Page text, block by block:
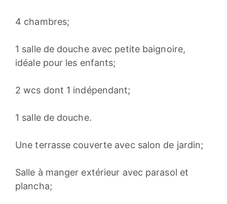
4 chambres;
1 salle de douche avec petite baignoire,
idéale pour les enfants;
2 wcs dont 1 indépendant;
1 salle de douche.
Une terrasse couverte avec salon de jardin;
Salle à manger extérieur avec parasol et
plancha;